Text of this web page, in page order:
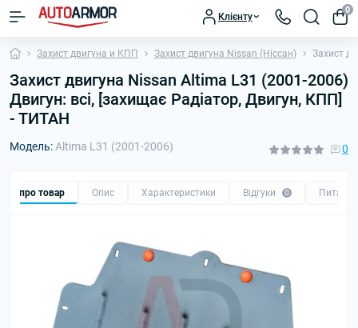
Клієнту
0
Захист двигуна и КПП Захист двигуна Nissan (Ніссан) Захист
Захист двигуна Nissan Altima L31 (2001-2006)
Двигун: всі, [захищає Радіатор, Двигун, КПП]
- ТИТАН
Модель: Altima L31 (2001-2006) 0
Все про товар Опис Характеристики Відгуки 0 Питання